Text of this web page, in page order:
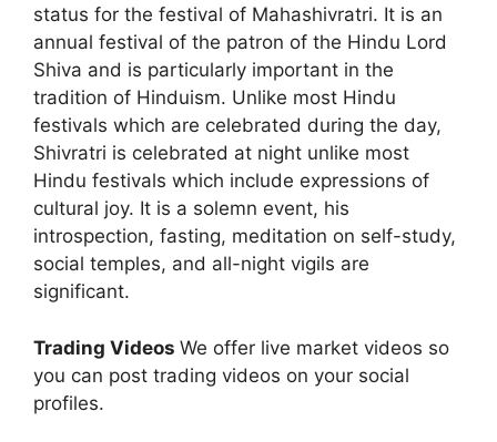
status for the festival of Mahashivratri. It is an
annual festival of the patron of the Hindu Lord
Shiva and is particularly important in the
tradition of Hinduism. Unlike most Hindu
festivals which are celebrated during the day,
Shivratri is celebrated at night unlike most
Hindu festivals which include expressions of
cultural joy. It is a solemn event, his
introspection, fasting, meditation on self-study,
social temples, and all-night vigils are
significant.
Trading Videos We offer live market videos so
you can post trading videos on your social
profiles.